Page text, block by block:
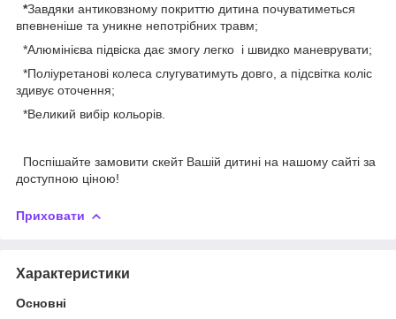
*Завдяки антиковзному покриттю дитина почуватиметься
впевненіше та уникне непотрібних травм;
*Алюмінієва підвіска дає змогу легко і швидко маневрувати;
*Поліуретанові колеса слугуватимуть довго, а підсвітка коліс
здивує оточення;
*Великий вибір кольорів.
Поспішайте замовити скейт Вашій дитині на нашому сайті за
доступною ціною!
Приховати
Характеристики
Основні